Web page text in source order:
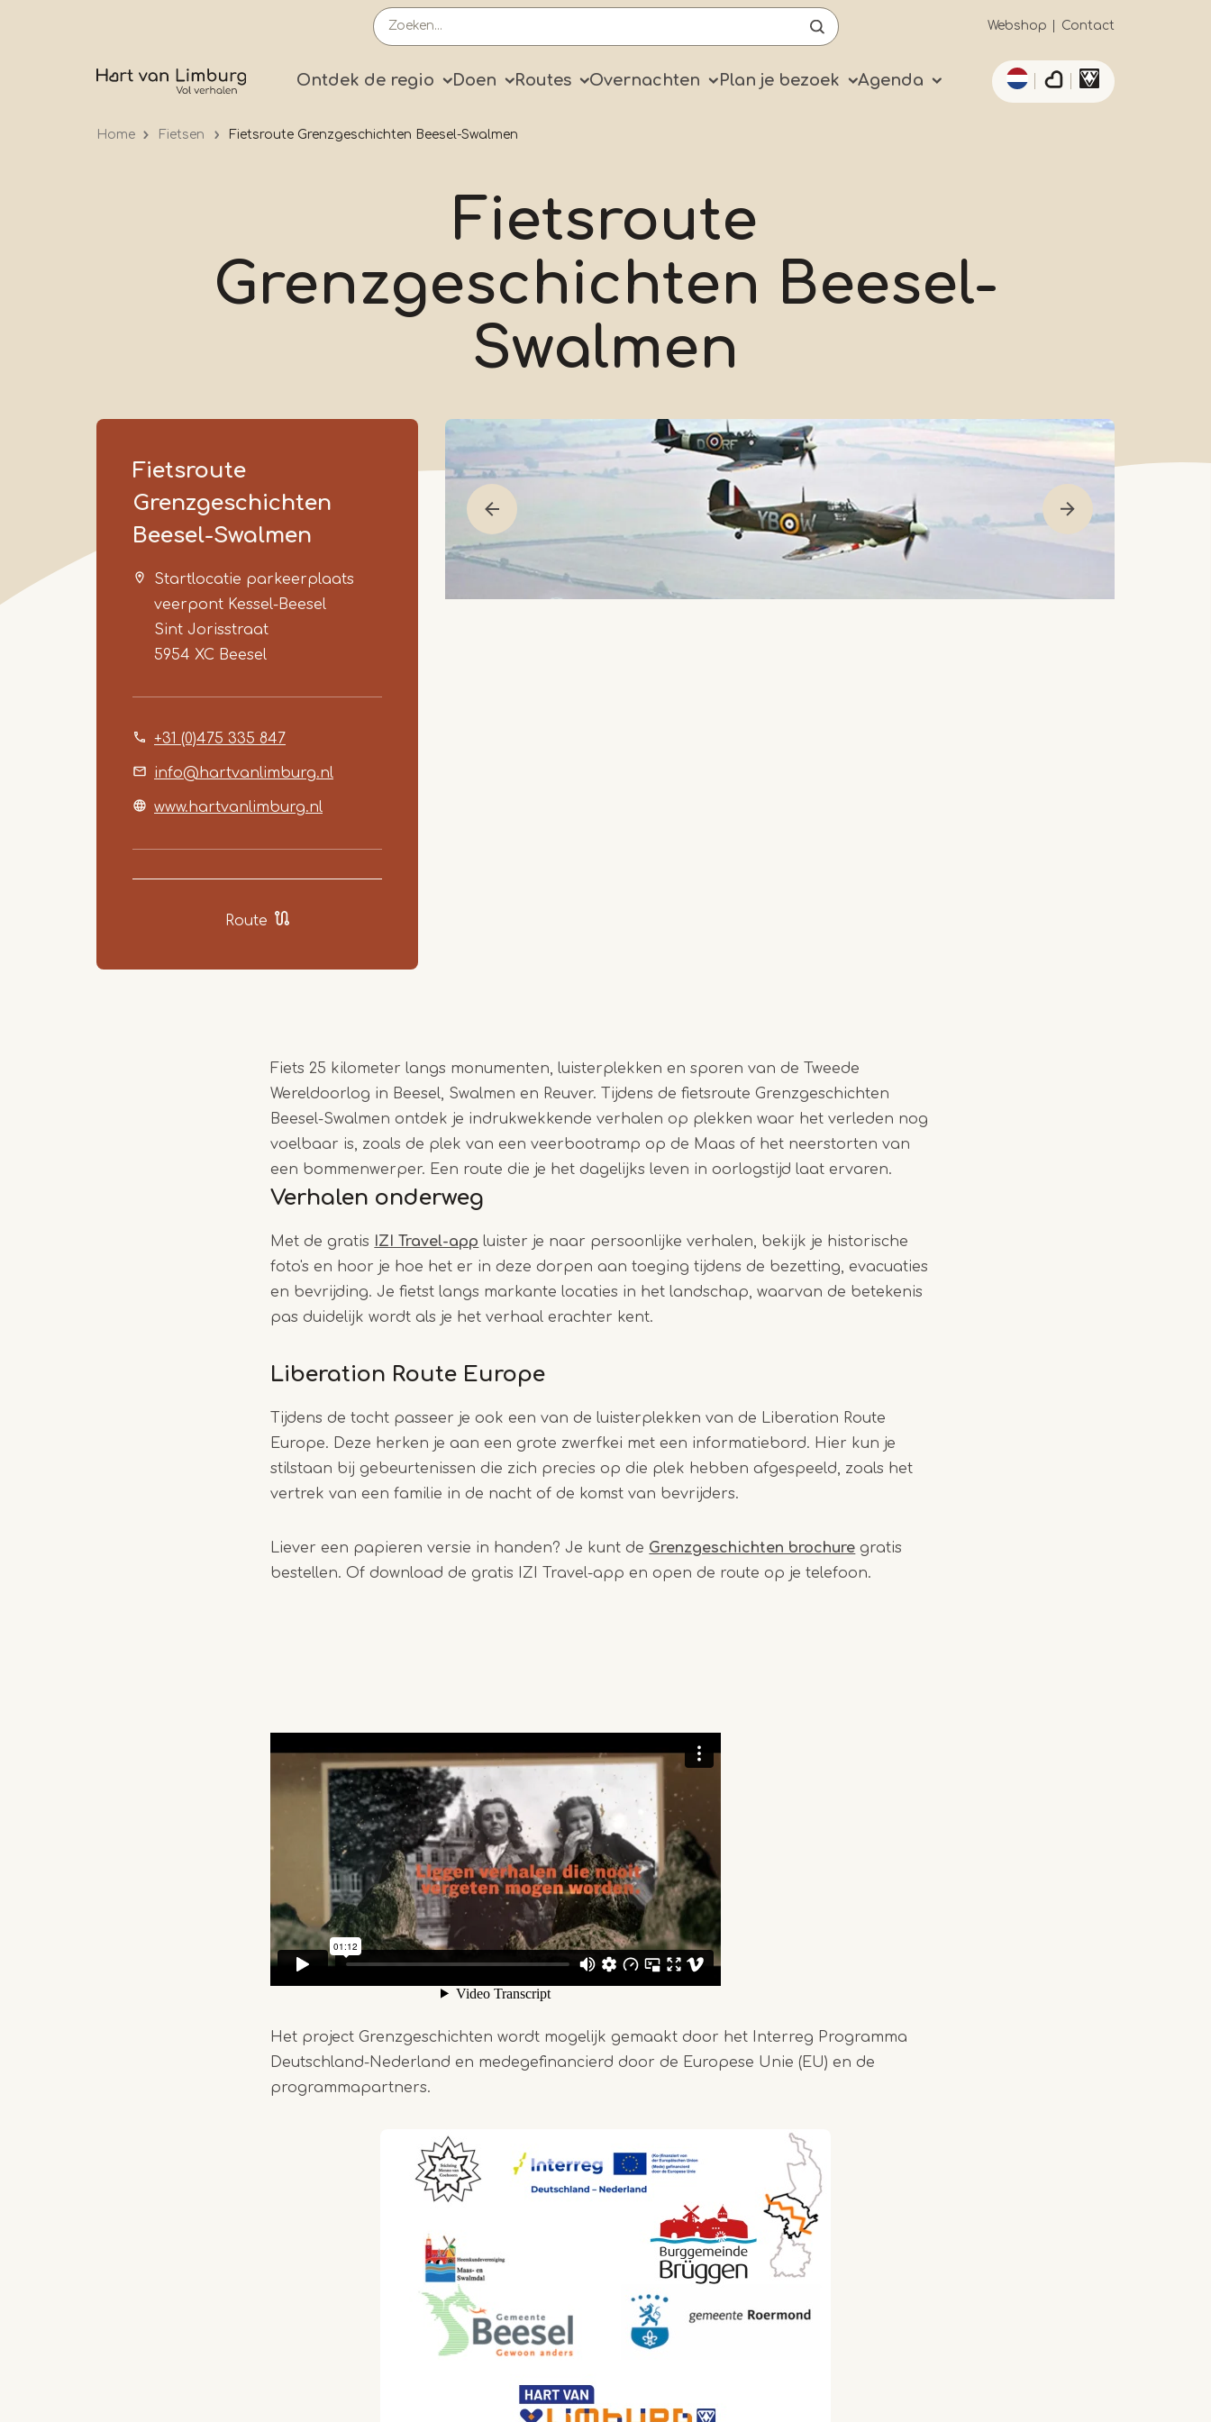
Secundaïre
navigatie
Webshop Contact
Primary
Ontdek de regio Doen Routes Overnachten Plan je bezoek Agenda
Aanvullende acties
Home Fietsen Fietsroute Grenzgeschichten Beesel-Swalmen
Fietsroute
Grenzgeschichten Beesel-
Swalmen
Fietsroute
Grenzgeschichten
Beesel-Swalmen
Startlocatie parkeerplaats
veerpont Kessel-Beesel
Sint Jorisstraat
5954 XC Beesel
+31 (0)475 335 847
info@hartvanlimburg.nl
www.hartvanlimburg.nl
Route
Fiets 25 kilometer langs monumenten, luisterplekken en sporen van de Tweede
Wereldoorlog in Beesel, Swalmen en Reuver. Tijdens de fietsroute Grenzgeschichten
Beesel-Swalmen ontdek je indrukwekkende verhalen op plekken waar het verleden nog
voelbaar is, zoals de plek van een veerbootramp op de Maas of het neerstorten van
een bommenwerper. Een route die je het dagelijks leven in oorlogstijd laat ervaren.
Verhalen onderweg
Met de gratis IZI Travel-app luister je naar persoonlijke verhalen, bekijk je historische
foto's en hoor je hoe het er in deze dorpen aan toeging tijdens de bezetting, evacuaties
en bevrijding. Je fietst langs markante locaties in het landschap, waarvan de betekenis
pas duidelijk wordt als je het verhaal erachter kent.
Liberation Route Europe
Tijdens de tocht passeer je ook een van de luisterplekken van de Liberation Route
Europe. Deze herken je aan een grote zwerfkei met een informatiebord. Hier kun je
stilstaan bij gebeurtenissen die zich precies op die plek hebben afgespeeld, zoals het
vertrek van een familie in de nacht of de komst van bevrijders.
Liever een papieren versie in handen? Je kunt de Grenzgeschichten brochure gratis
bestellen. Of download de gratis IZI Travel-app en open de route op je telefoon.
Het project Grenzgeschichten wordt mogelijk gemaakt door het Interreg Programma
Deutschland-Nederland en medegefinancierd door de Europese Unie (EU) en de
programmapartners.